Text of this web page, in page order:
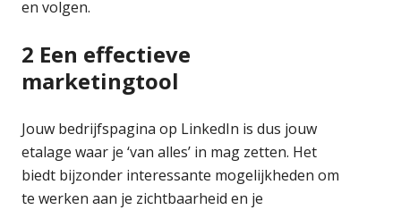
en volgen.
2 Een effectieve
marketingtool
Jouw bedrijfspagina op LinkedIn is dus jouw
etalage waar je ‘van alles’ in mag zetten. Het
biedt bijzonder interessante mogelijkheden om
te werken aan je zichtbaarheid en je